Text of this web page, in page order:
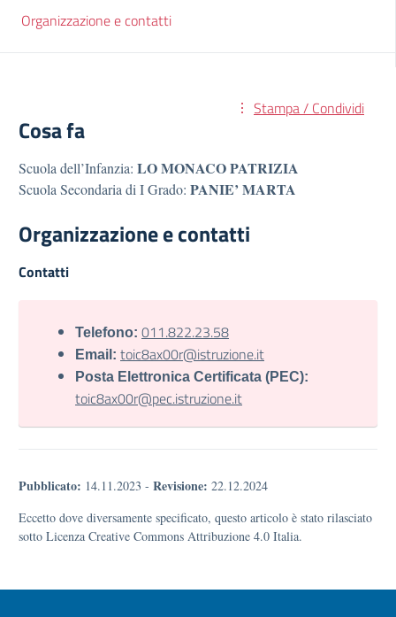
Organizzazione e contatti
Stampa / Condividi
Cosa fa
Scuola dell’Infanzia: LO MONACO PATRIZIA
Scuola Secondaria di I Grado: PANIE’ MARTA
Organizzazione e contatti
Contatti
Telefono: 011.822.23.58
Email: toic8ax00r@istruzione.it
Posta Elettronica Certificata (PEC):
toic8ax00r@pec.istruzione.it
Pubblicato: 14.11.2023 - Revisione: 22.12.2024
Eccetto dove diversamente specificato, questo articolo è stato rilasciato
sotto Licenza Creative Commons Attribuzione 4.0 Italia.